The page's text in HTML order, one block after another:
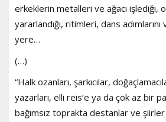
erkeklerin metalleri ve ağacı işlediği,
yararlandığı, ritimleri, dans adımlarını
yere…
(…)
“Halk ozanları, şarkıcılar,
yazarları, elli reis’e ya da çok az bir
bağımsız toprakta destanlar ve şiirler